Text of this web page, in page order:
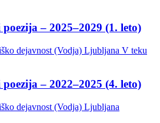
– 2025–2029 (1. leto)
dejavnost (Vodja) Ljubljana V teku
– 2022–2025 (4. leto)
dejavnost (Vodja) Ljubljana